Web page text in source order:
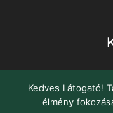
Kedves Látogató!
élmény